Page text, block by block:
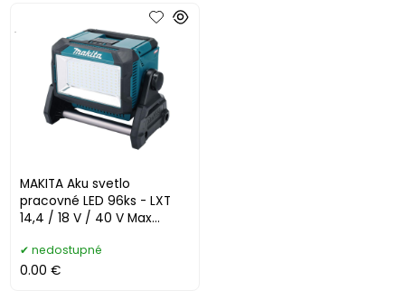
MAKITA Aku svetlo
pracovné LED 96ks - LXT
14,4 / 18 V / 40 V Max
.
nedostupné
0.00 €